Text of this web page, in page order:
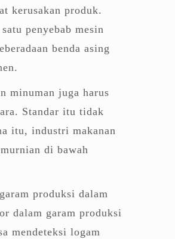
kerusakan produk.
penyebab mesin
benda asing
minuman juga harus
Standar itu tidak
itu, industri makanan
di bawah
produksi dalam
dalam garam produksi
mendeteksi logam